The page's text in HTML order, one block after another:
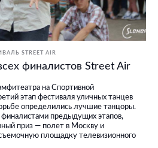
STREET AIR
финалистов Street Air
на Спортивной
этап фестиваля уличных танцев
определились лучшие танцоры.
финалистами предыдущих этапов,
приз — полет в Москву и
площадку телевизионного